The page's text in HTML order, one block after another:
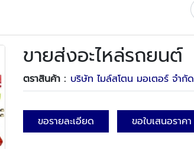
ขายส่งอะไหล่รถยนต์
ตราสินค้า : บริษัท ไมล์สโตน มอเตอร์ จำกัด
ขอรายละเอียด ขอใบเสนอราคา